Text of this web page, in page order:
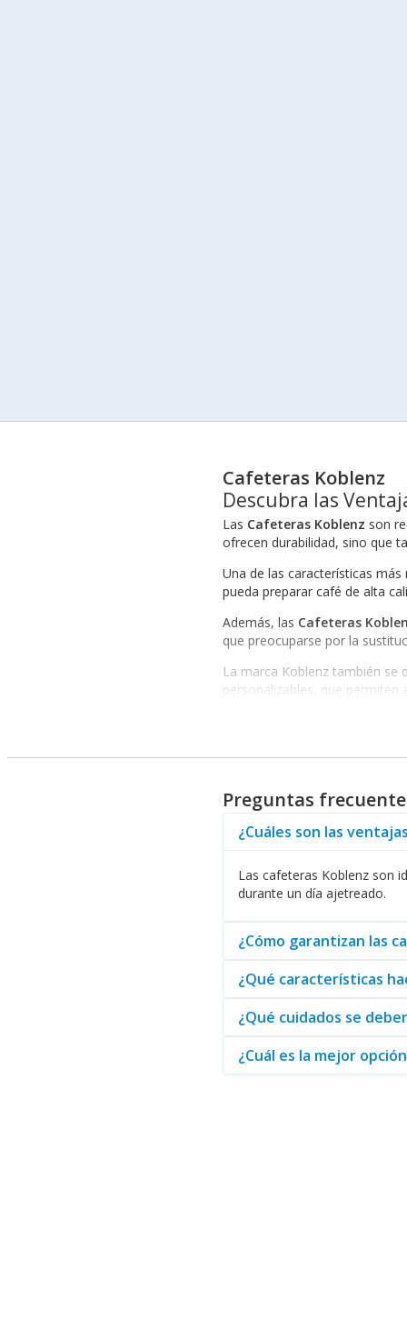
Cafeteras Koblenz
Descubra las
Las Cafeteras Koblenz son
ofrecen durabilidad, sino que
Una de las características
pueda preparar café de alta
Además, las Cafeteras
que preocuparse por la
La marca Koblenz también
personalizables, que permiten
estas cafeteras ofrecen
Otro aspecto importante a
Reguladores de Voltaje,
Al buscar las mejores
Finalmente, si está
Preguntas
¿Cuáles son las
Las cafeteras Koblenz son
durante un día ajetreado.
¿Cómo garantizan las
¿Qué características
¿Qué cuidados se
¿Cuál es la mejor